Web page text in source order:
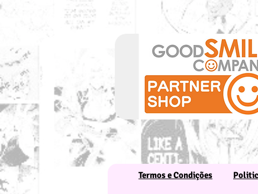
Termos e Condições